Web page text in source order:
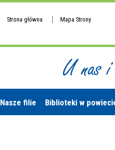
Strona główna Mapa Strony
U nas i
Nasze filie Biblioteki w